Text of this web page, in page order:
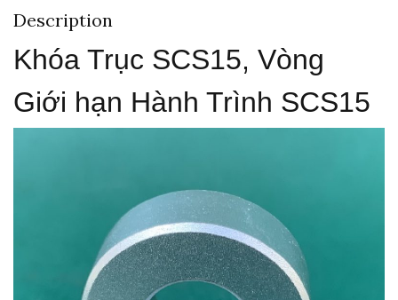
Description
Khóa Trục SCS15, Vòng
Giới hạn Hành Trình SCS15